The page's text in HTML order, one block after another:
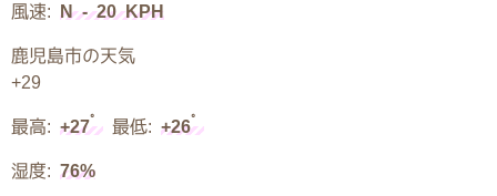
風速: N - 20 KPH
鹿児島市の天気
+29
最高: +27° 最低: +26°
湿度: 76%